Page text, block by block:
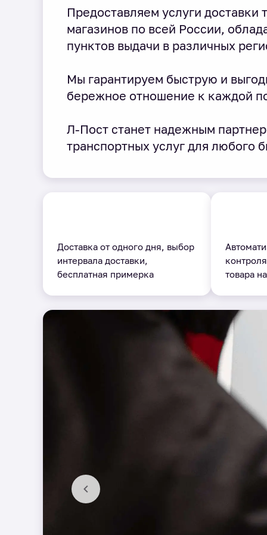
Предоставляем услуги доставки
магазинов по всей России,
пунктов выдачи в различных
Мы гарантируем быструю и
бережное отношение к каждой
Л-Пост станет надежным
транспортных услуг для любого
Доставка от одного дня, выбор
интервала доставки,
бесплатная примерка
товара